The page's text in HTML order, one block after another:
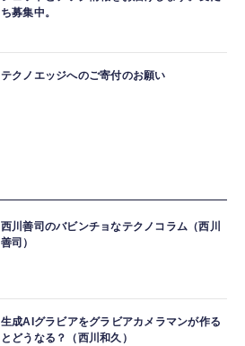
ち募集中。
テクノエッジへのご寄付のお願い
西川善司のバビンチョなテクノコラム（西川
善司）
生成AIグラビアをグラビアカメラマンが作る
とどうなる？（西川和久）